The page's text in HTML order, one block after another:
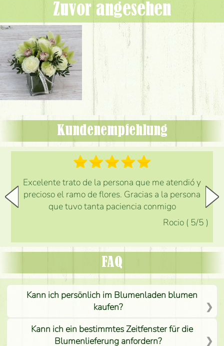
Zuvor angesehen
Kundenempfehlung
Excelente trato de la persona que me atendió y
precioso el ramo de flores. Gracias a la persona
que tuvo tanta paciencia conmigo
Rocio ( 5/5 )
FAQ
Kann ich persönlich im Blumenladen blumen
kaufen?
Kann ich ein bestimmtes Zeitfenster für die
Blumenlieferung anfordern?